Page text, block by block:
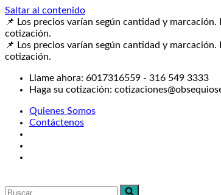
Saltar al contenido
📌 Los precios varían según cantidad y
cotización.
📌 Los precios varían según cantidad y
cotización.
Llame ahora: 6017316559 - 316 549 3333
Haga su cotización:
Quienes Somos
Contáctenos
Buscar...